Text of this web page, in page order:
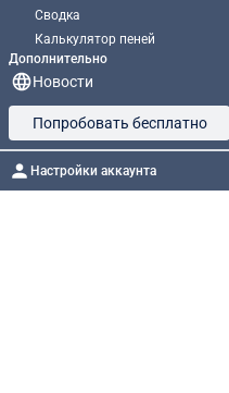
Сводка
Калькулятор пеней
Дополнительно
Новости
Попробовать бесплатно
Настройки аккаунта